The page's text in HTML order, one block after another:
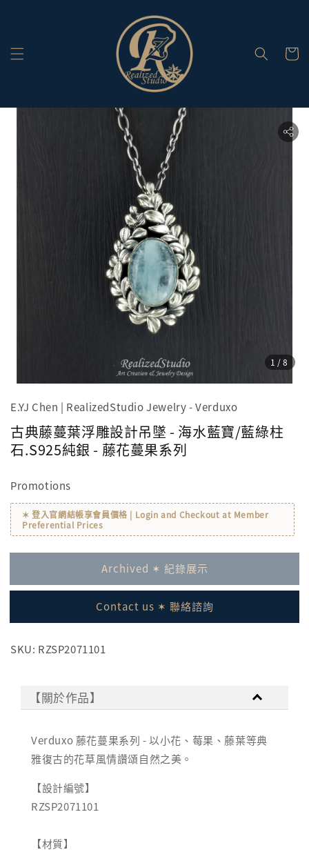
1 /8
E.YJ Chen | RealizedStudio Jewelry - Verduxo
古典藤蔓葉浮雕設計吊墜 - 海水藍寶/藍綠柱
石.S925純銀 - 藤花蔓果系列
Promotions
✶ 登入官網結帳享會員價格 | Login and Checkout at Member
Preferential Prices
Archived ✶ 紀錄展示
Contact us ✶ 聯絡諮詢
SKU: RZSP2071101
【關於作品】
Verduxo 藤花蔓果系列 - 以小花、莓果、藤葉等典
雅復古的花草風情讚頌自然之美。
【設計編號】
RZSP2071101
【材質】